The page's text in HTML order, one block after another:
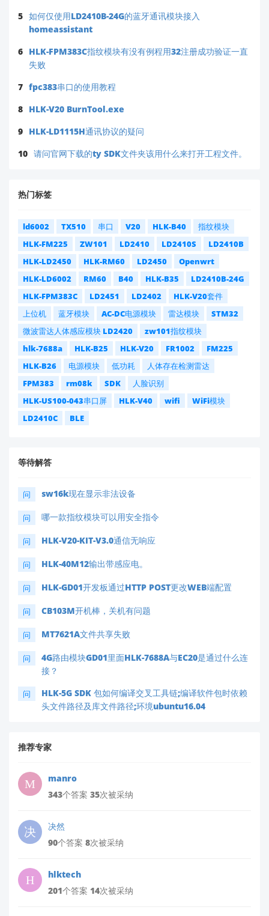
5 如何仅使用LD2410B-24G的蓝牙通讯模块接入
homeassistant
6 HLK-FPM383C指纹模块有没有例程用32注册成功验证一直
失败
7 fpc383串口的使用教程
8 HLK-V20 BurnTool.exe
9 HLK-LD1115H通讯协议的疑问
10 请问官网下载的ty SDK文件夹该用什么来打开工程文件。
热门标签
ld6002 TX510 串口 V20 HLK-B40
指纹模块
HLK-FM225
ZW101 LD2410 LD2410S
LD2410B
HLK-LD2450
HLK-RM60 LD2450
Openwrt
HLK-LD6002
RM60 B40 HLK-B35
LD2410B-24G
HLK-FPM383C
LD2451 LD2402
HLK-V20套件
上位机
蓝牙模块 AC-DC电源模块 雷达模块
STM32
微波雷达人体感应模块 LD2420
zw101指纹模块
hlk-7688a
HLK-B25 HLK-V20 FR1002
FM225
HLK-B26
电源模块 低功耗
人体存在检测雷达
FPM383
rm08k SDK
人脸识别
HLK-US100-043串口屏
HLK-V40 wifi
WiFi模块
LD2410C
BLE
等待解答
问 sw16k现在显示非法设备
问 哪一款指纹模块可以用安全指令
问 HLK-V20-KIT-V3.0通信无响应
问 HLK-40M12输出带感应电。
问 HLK-GD01开发板通过HTTP POST更改WEB端配置
问 CB103M开机棒，关机有问题
问 MT7621A文件共享失败
问
4G路由模块GD01里面HLK-7688A与EC20是通过什么连
接？
问
HLK-5G SDK 包如何编译交叉工具链;编译软件包时依赖
头文件路径及库文件路径;环境ubuntu16.04
推荐专家
manro
343个答案 35次被采纳
决然
90个答案 8次被采纳
hlktech
201个答案 14次被采纳